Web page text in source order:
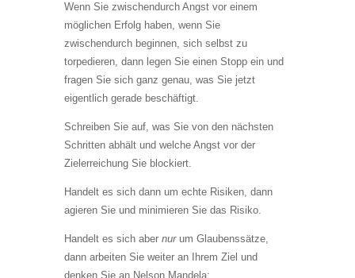
Wenn Sie zwischendurch Angst vor einem
möglichen Erfolg haben, wenn Sie
zwischendurch beginnen, sich selbst zu
torpedieren, dann legen Sie einen Stopp ein und
fragen Sie sich ganz genau, was Sie jetzt
eigentlich gerade beschäftigt.
Schreiben Sie auf, was Sie von den nächsten
Schritten abhält und welche Angst vor der
Zielerreichung Sie blockiert.
Handelt es sich dann um echte Risiken, dann
agieren Sie und minimieren Sie das Risiko.
Handelt es sich aber nurum Glaubenssätze,
dann arbeiten Sie weiter an Ihrem Ziel und
denken Sie an Nelson Mandela: